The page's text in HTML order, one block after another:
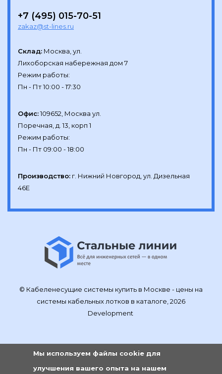
+7 (495) 015-70-51
zakaz@st-lines.ru
Склад: Москва, ул.
Лихоборская набережная дом 7
Режим работы:
Офис:109652, Москва ул.
Поречная, д. 13, корп 1
Режим работы:
Производство: г. Нижний Новгород, ул. Дизельная
46Е
© Кабеленесущие системы купить в Москве - цены на
системы кабельных лотков в каталоге, 2026
Development
Мы используем файлы cookie для
улучшения вашего опыта на нашем